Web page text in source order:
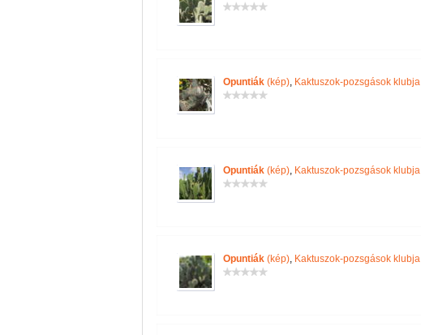
Opuntiák (kép), Kaktuszok-pozsgások klubja
Opuntiák (kép), Kaktuszok-pozsgások klubja
Opuntiák (kép), Kaktuszok-pozsgások klubja